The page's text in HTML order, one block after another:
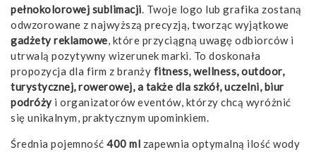
pełnokolorowej sublimacji. Twoje logo lub grafika zostaną
odwzorowane z najwyższą precyzją, tworząc wyjątkowe
gadżety reklamowe, które przyciągną uwagę odbiorców i
utrwalą pozytywny wizerunek marki. To doskonała
propozycja dla firm z branży fitness, wellness, outdoor,
turystycznej, rowerowej, a także dla szkół, uczelni, biur
podróżyi organizatorów eventów, którzy chcą wyróżnić
się unikalnym, praktycznym upominkiem.
Średnia pojemność 400 ml zapewnia optymalną ilość wody